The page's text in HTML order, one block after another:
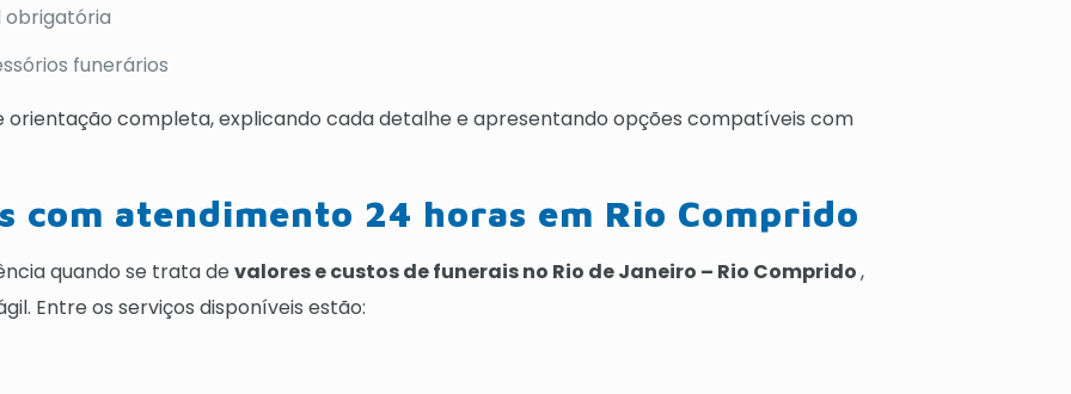
obrigatória
funerários
completa, explicando cada detalhe e apresentando opções compatíveis com
com atendimento 24 horas em Rio Comprido
quando se trata devalores e custos de funerais no Rio de Janeiro – Rio Comprido,
Entre os serviços disponíveis estão: